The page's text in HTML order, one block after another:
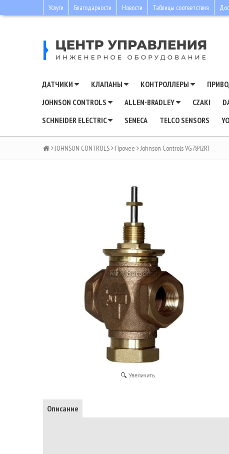
Услуги Благодарности Новости Таблицы соответствия
ДАТЧИКИ КЛАПАНЫ КОНТРОЛЛЕРЫ
JOHNSON CONTROLS
ALLEN-BRADLEY CZAKI
SCHNEIDER ELECTRIC
SENECA TELCO SENSORS
JOHNSON CONTROLS Прочее Johnson Controls VG7842RT
Увеличить
Описание